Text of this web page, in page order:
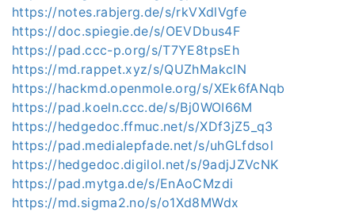
https://notes.rabjerg.de/s/rkVXdlVgfe
https://doc.spiegie.de/s/OEVDbus4F
https://pad.ccc-p.org/s/T7YE8tpsEh
https://md.rappet.xyz/s/QUZhMakcIN
https://hackmd.openmole.org/s/XEk6fANqb
https://pad.koeln.ccc.de/s/Bj0WOI66M
https://hedgedoc.ffmuc.net/s/XDf3jZ5_q3
https://pad.medialepfade.net/s/uhGLfdsol
https://hedgedoc.digilol.net/s/9adjJZVcNK
https://pad.mytga.de/s/EnAoCMzdi
https://md.sigma2.no/s/o1Xd8MWdx